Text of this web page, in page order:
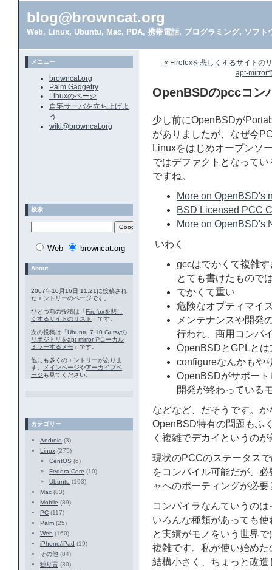
blog@browncat.org
Web, Linux, Ubuntu, Mac, PDA, 携帯電話, プログラミング, ソフト
« Firefoxを悲しくするサイトの
apt-mirror
OpenBSDのpccコン
少し前にOpenBSDが
がありましたが、なぜ今
Linuxをはじめオープンソ
ではデファクトとなって
ですね。
More on OpenBSD's
BSD Licensed PCC
More on OpenBSD's
いわく
gccはでかくて複雑
とても書けたもので
でかくて重い
危険なオプティマイ
メンテナンスや開発
行われ、商用コンパ
OpenBSDとGPLと
configureなんかもや
OpenBSDがサポー
開発が終わっている
などなど、だそうです。
OpenBSD特有の問題もふ
く複雑でデカイというの
現状のPCCのステータス
をコンパイル可能だが、
ャへのポーティングが必要
コンパイラなんていうの
いろんな種類があっても
と実績がモノをいう世界
複雑です。私が使い始め
結構小さく、ちょっと改
メニュー
browncat.org
Palm Gadgetry
Linuxのページ
自宅サーバを立ち上げよ
う
wiki@browncat.org
検索
Web browncat.org
About
2007年10月16日 11:21に投稿され
たエントリーのページです。
ひとつ前の投稿は「Firefoxを悲し
くするサイトのリスト 」です。
次の投稿は「Ubuntu 7.10 Gutsyの
リポジトリをapt-mirrorでローカル
ミラーするメモ 」です。
他にも多くのエントリーがありま
す。
メインページやアーカイブペ
ージ も見てください。
カテゴリー
Android (3)
Linux (275)
CentOS (6)
Fedora Core (10)
Ubuntu (193)
Mac (83)
Mobile (89)
PC (117)
Palm (25)
Web (160)
iPhone/iPad (19)
その他 (84)
独り言 (30)